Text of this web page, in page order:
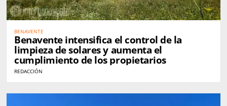
BENAVENTE
Benavente intensifica el control de la
limpieza de solares y aumenta el
cumplimiento de los propietarios
REDACCIÓN